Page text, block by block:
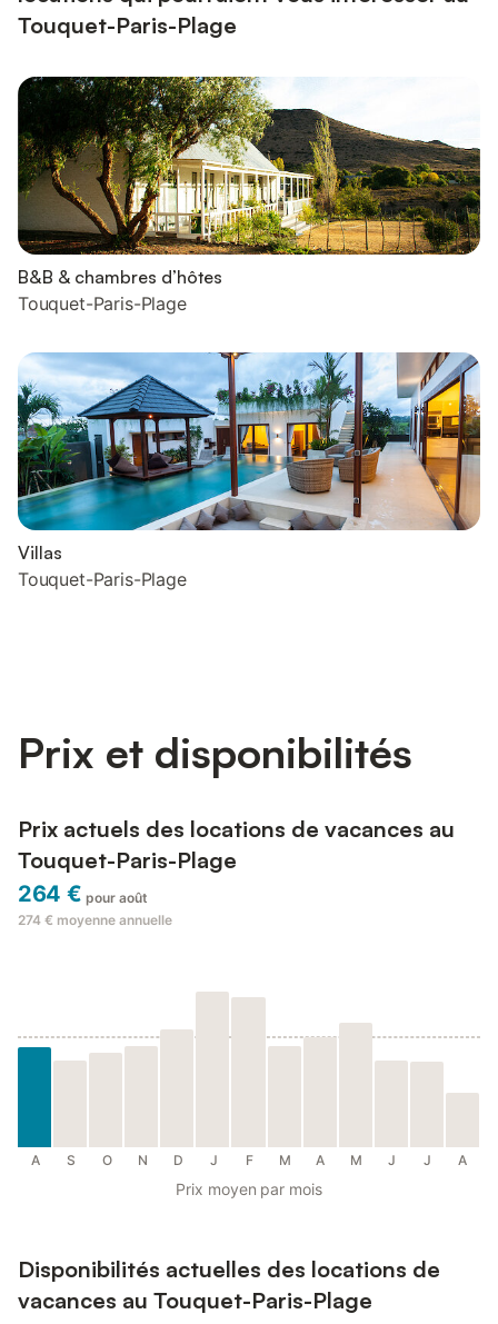
Touquet-Paris-Plage
B&B & chambres d’hôtes
Touquet-Paris-Plage
Villas
Touquet-Paris-Plage
Prix et disponibilités
Prix actuels des locations de vacances au
Touquet-Paris-Plage
264 € pour août
274 € moyenne annuelle
A S O N D J F M A M J J A
Prix moyen par mois
Disponibilités actuelles des locations de
vacances au Touquet-Paris-Plage